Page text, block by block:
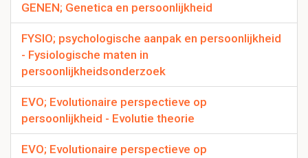
GENEN; Genetica en persoonlijkheid
FYSIO; psychologische aanpak en persoonlijkheid
- Fysiologische maten in
persoonlijkheidsonderzoek
EVO; Evolutionaire perspectieve op
persoonlijkheid - Evolutie theorie
EVO; Evolutionaire perspectieve op